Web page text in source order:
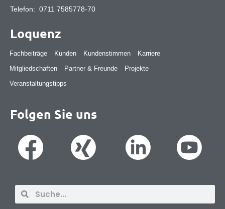
Telefon: 0711 7585778-70
Loquenz
Fachbeiträge Kunden Kundenstimmen
Karriere
Mitgliedschaften
Partner & Freunde
Projekte
Veranstaltungstipps
Folgen Sie uns